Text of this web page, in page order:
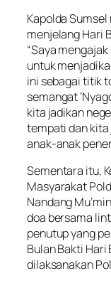
Kapolda
menjelang Hari
“Saya
untuk
ini sebagai titik
semangat
kita jadikan
tempati dan kita
anak-anak
Sementara itu,
Masyarakat
Nandang
doa bersama
penutup yang
Bulan Bakti
dilaksanakan